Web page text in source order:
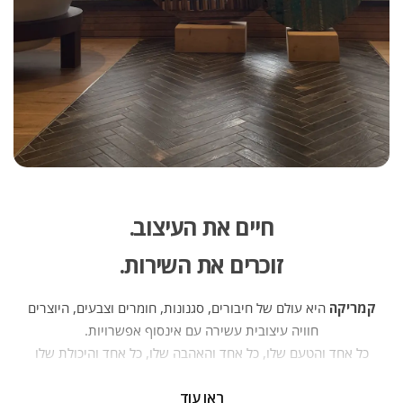
חיים את העיצוב.
זוכרים את השירות.
קמריקה היא עולם של חיבורים, סגנונות, חומרים וצבעים, היוצרים
חוויה עיצובית עשירה עם אינסוף אפשרויות.
כל אחד והטעם שלו, כל אחד והאהבה שלו, כל אחד והיכולת שלו
העיצוב של קמריקה ניצבים מדי יום בפני אתגר חדש — לחבר בין
ראו עוד